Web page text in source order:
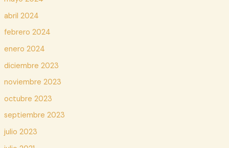
abril 2024
febrero 2024
enero 2024
diciembre 2023
noviembre 2023
octubre 2023
septiembre 2023
julio 2023